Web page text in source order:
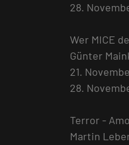
28.
Wer MICE
Günter
21.
28.
Terror -
Martin